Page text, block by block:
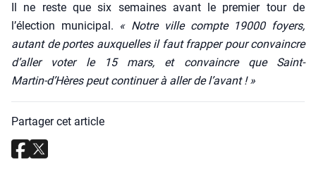
Il ne reste que six semaines avant le pre­mier tour de
l’élection muni­ci­pal. « Notre ville compte 19000 foyers,
autant de portes aux­quelles il faut frap­per pour convaincre
d’aller voter le 15 mars, et convaincre que Saint-
Martin‑d’Hères peut conti­nuer à aller de l’avant ! »
Partager cet article